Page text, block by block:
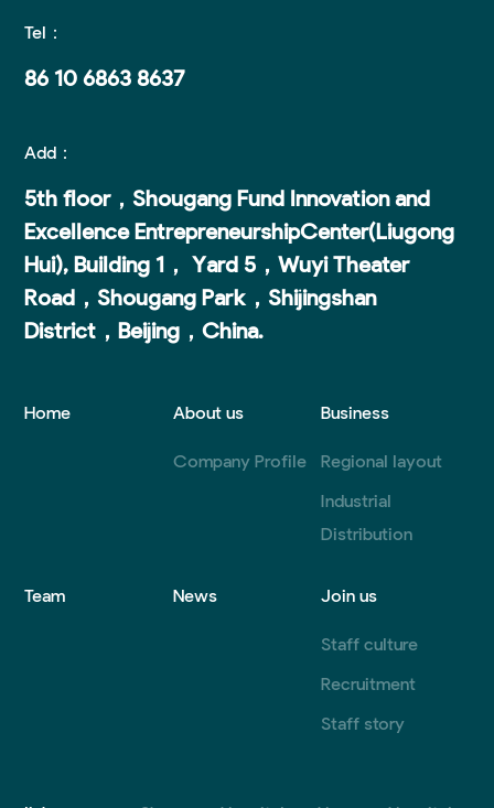
Tel：
86 10 6863 8637
Add：
5th floor，Shougang Fund lnnovation and
Excellence EntrepreneurshipCenter(Liugong
Hui), Building 1， Yard 5，Wuyi Theater
Road，Shougang Park，Shijingshan
District，Beijing，China.
Home About us
Company Profile
Business
Regional layout
Industrial
Distribution
Team News Join us
Staff culture
Recruitment
Staff story